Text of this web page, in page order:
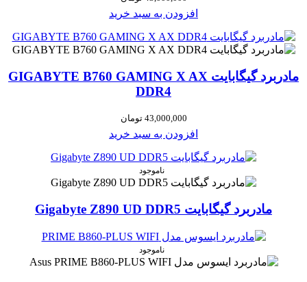
افزودن به سبد خرید
مادربرد گیگابایت GIGABYTE B760 GAMING X AX
DDR4
43,000,000 تومان
افزودن به سبد خرید
ناموجود
مادربرد گیگابایت Gigabyte Z890 UD DDR5
ناموجود